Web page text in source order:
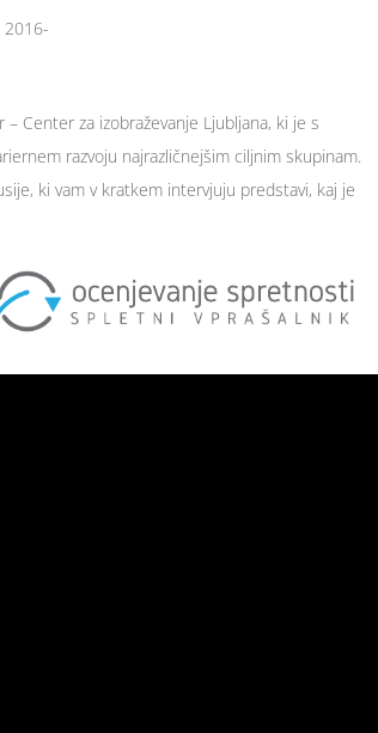
2016-
Center za izobraževanje Ljubljana, ki je s
razvoju najrazličnejšim ciljnim skupinam.
ki vam v kratkem intervjuju predstavi, kaj je